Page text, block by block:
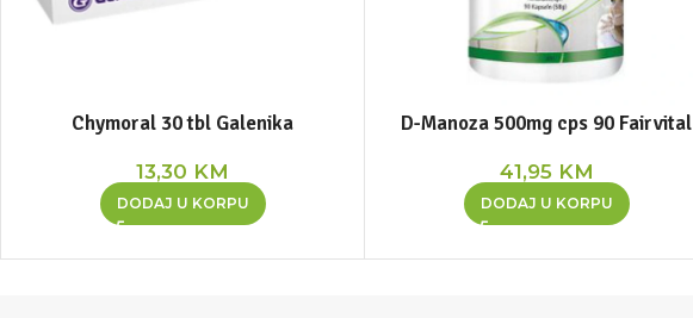
Chymoral 30 tbl Galenika
13,30 KM
DODAJ U KORPU
D-Manoza 500mg cps 90 Fairvital
41,95 KM
DODAJ U KORPU